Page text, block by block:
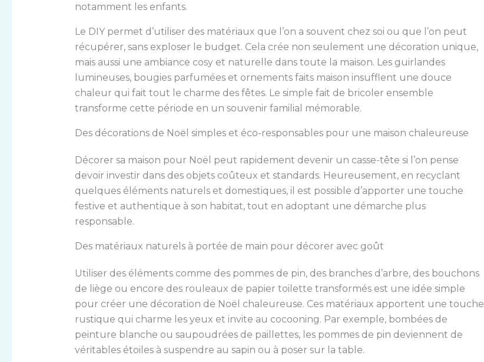
notamment les enfants.
Le DIY permet d’utiliser des matériaux que l’on a souvent chez soi ou que l’on peut
récupérer, sans exploser le budget. Cela crée non seulement une décoration unique,
mais aussi une ambiance cosy et naturelle dans toute la maison. Les guirlandes
lumineuses, bougies parfumées et ornements faits maison insufflent une douce
chaleur qui fait tout le charme des fêtes. Le simple fait de bricoler ensemble
transforme cette période en un souvenir familial mémorable.
Des décorations de Noël simples et éco-responsables pour une maison chaleureuse
Décorer sa maison pour Noël peut rapidement devenir un casse-tête si l’on pense
devoir investir dans des objets coûteux et standards. Heureusement, en recyclant
quelques éléments naturels et domestiques, il est possible d’apporter une touche
festive et authentique à son habitat, tout en adoptant une démarche plus
responsable.
Des matériaux naturels à portée de main pour décorer avec goût
Utiliser des éléments comme des pommes de pin, des branches d’arbre, des bouchons
de liège ou encore des rouleaux de papier toilette transformés est une idée simple
pour créer une décoration de Noël chaleureuse. Ces matériaux apportent une touche
rustique qui charme les yeux et invite au cocooning. Par exemple, bombées de
peinture blanche ou saupoudrées de paillettes, les pommes de pin deviennent de
véritables étoiles à suspendre au sapin ou à poser sur la table.